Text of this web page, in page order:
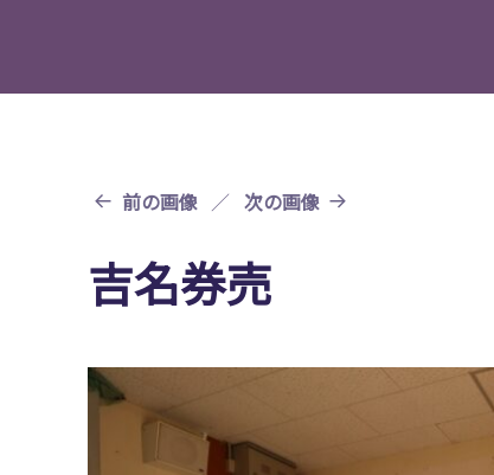
前の画像 次の画像
吉名券売